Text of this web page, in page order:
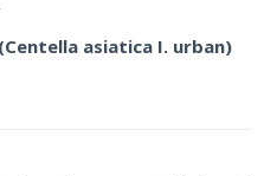
asiatica I. urban)